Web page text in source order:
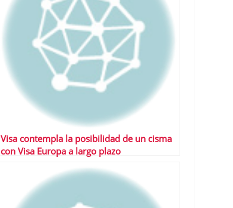
Visa contempla la posibilidad de un cisma
con Visa Europa a largo plazo